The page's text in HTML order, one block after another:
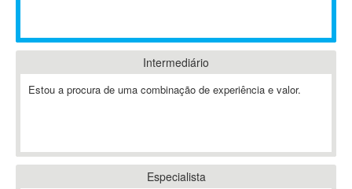
ABAP
Abaqus
ABBYY FineReader
Ableton
Intermediário
Estou a procura de uma combinação de experiência e valor.
Especialista